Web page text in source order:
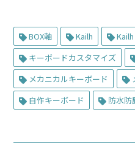
BOX軸 Kailh
キーボードカスタマイズ
メカニカルキーボード
自作キーボード
防水防